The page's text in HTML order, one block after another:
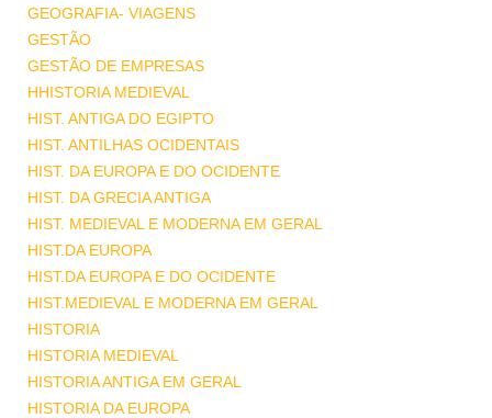
GEOGRAFIA- VIAGENS
GESTÃO
GESTÃO DE EMPRESAS
HHISTORIA MEDIEVAL
HIST. ANTIGA DO EGIPTO
HIST. ANTILHAS OCIDENTAIS
HIST. DA EUROPA E DO OCIDENTE
HIST. DA GRECIA ANTIGA
HIST. MEDIEVAL E MODERNA EM GERAL
HIST.DA EUROPA
HIST.DA EUROPA E DO OCIDENTE
HIST.MEDIEVAL E MODERNA EM GERAL
HISTORIA
HISTORIA MEDIEVAL
HISTORIA ANTIGA EM GERAL
HISTORIA DA EUROPA